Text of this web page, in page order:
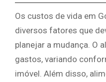
Os custos de vida em
diversos fatores que
planejar a mudança. O
gastos, variando
imóvel. Além disso,